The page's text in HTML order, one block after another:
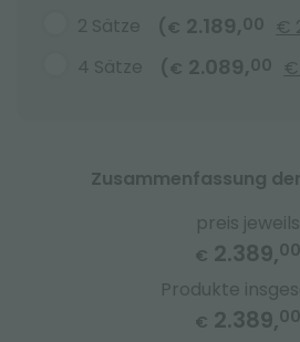
2 Sätze
( € 2.189,00 €
4 Sätze
( € 2.089,00 €
Zusammenfassung
preis jeweils
€ 2.389,00
Produkte
€ 2.389,00